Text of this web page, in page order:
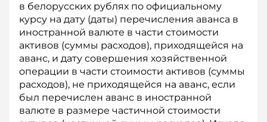
в белорусских рублях по официальному
курсу на дату (даты) перечисления аванса в
иностранной валюте в части стоимости
активов (суммы расходов), приходящейся на
аванс, и дату совершения хозяйственной
операции в части стоимости активов (суммы
расходов), не приходящейся на аванс, если
был перечислен аванс в иностранной
валюте в размере частичной стоимости